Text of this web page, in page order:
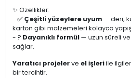
✨ Özellikler:
- ✅ Çeşitli yüzeylere uyum — deri,
karton gibi malzemeleri kolayca
- ? Dayanıklı formül — uzun süreli
sağlar.
Yaratıcı projelerve el işleriile
bir tercihtir.